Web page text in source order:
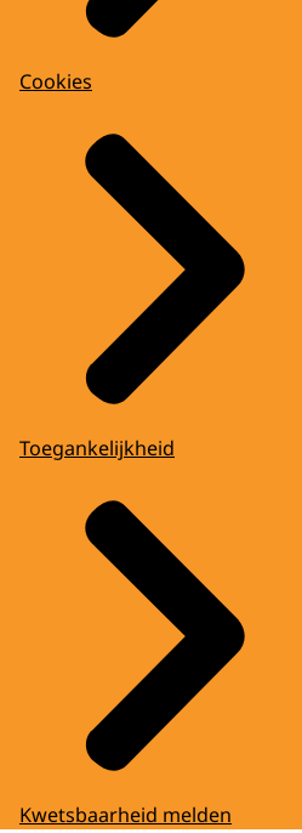
Cookies
Toegankelijkheid
Kwetsbaarheid melden